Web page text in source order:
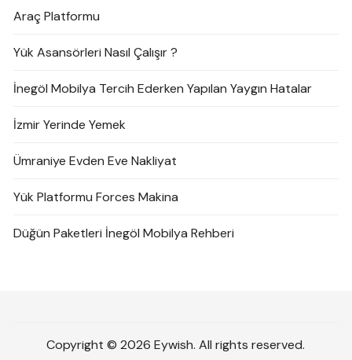
Araç Platformu
Yük Asansörleri Nasıl Çalışır ?
İnegöl Mobilya Tercih Ederken Yapılan Yaygın Hatalar
İzmir Yerinde Yemek
Ümraniye Evden Eve Nakliyat
Yük Platformu Forces Makina
Düğün Paketleri İnegöl Mobilya Rehberi
Copyright © 2026 Eywish. All rights reserved.